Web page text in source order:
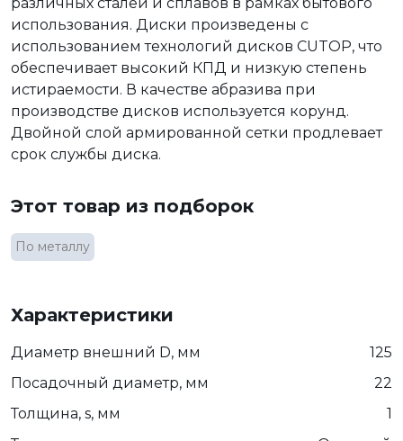
использования. Диски произведены с
использованием технологий дисков CUTOP, что
обеспечивает высокий КПД и низкую степень
истираемости. В качестве абразива при
производстве дисков используется корунд.
Двойной слой армированной сетки продлевает
срок службы диска.
Этот товар из подборок
По металлу
Характеристики
Диаметр внешний D, мм
125
Посадочный диаметр, мм
22
Толщина, s, мм
1